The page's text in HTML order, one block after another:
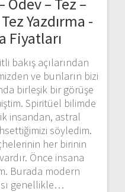
Yazdırma -
Fiyatları
bakış açılarından
ve bunların bizi
birleşik bir görüşe
Spiritüel bilimde
insandan, astral
söyledim.
her birinin
Önce insana
Burada modern
genellikle…